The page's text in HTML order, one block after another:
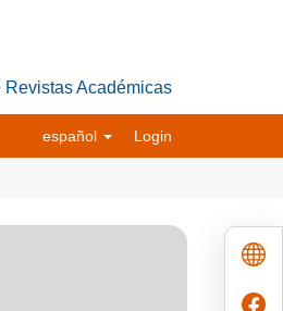
Revistas Académicas
español Login